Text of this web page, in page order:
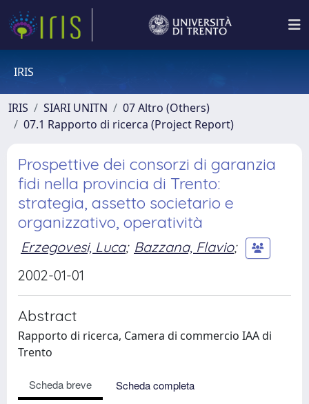
IRIS
IRIS SIARI UNITN
07 Altro (Others)
07.1 Rapporto di ricerca (Project Report)
Prospettive dei consorzi di garanzia
fidi nella provincia di Trento:
strategia, assetto societario e
organizzativo, operatività
Erzegovesi, Luca; Bazzana, Flavio;
2002-01-01
Abstract
Rapporto di ricerca, Camera di commercio IAA di
Trento
Scheda breve
Scheda completa